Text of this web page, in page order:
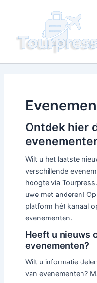
inhoud
Ontdek hier
Wilt u het laatste
verschillende
hoogte via
uwe met anderen!
platform hét kanaal
evenementen.
Heeft u nieuws
evenementen?
Wilt u informatie
van evenementen?